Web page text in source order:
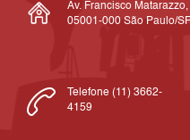
Av. Francisco
05001-000 São Paulo/
Telefone (11) 3662-
4159